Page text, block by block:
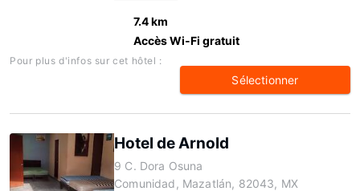
7.4 km
Accès Wi-Fi gratuit
Pour plus d'infos sur cet hôtel :
Sélectionner
Hotel de Arnold
9 C. Dora Osuna
Comunidad, Mazatlán, 82043, MX